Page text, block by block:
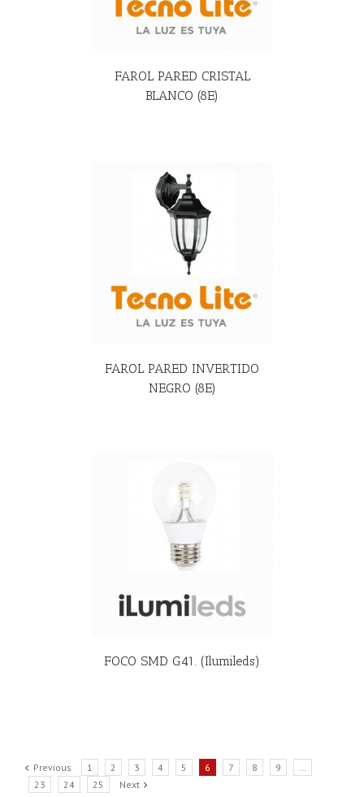
FAROL PARED CRISTAL
BLANCO (8E)
FAROL PARED INVERTIDO
NEGRO (8E)
FOCO SMD G41. (Ilumileds)
Previous 1 2 3 4 5 6 7 8 9
…
23
24 25 Next